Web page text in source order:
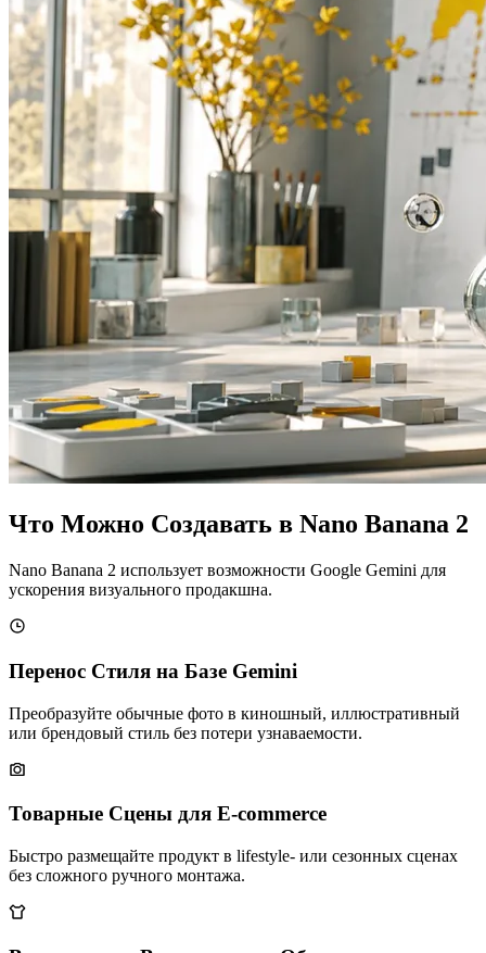
Что Можно Создавать в Nano Banana 2
Nano Banana 2 использует возможности Google Gemini для
ускорения визуального продакшна.
Перенос Стиля на Базе Gemini
Преобразуйте обычные фото в киношный, иллюстративный
или брендовый стиль без потери узнаваемости.
Товарные Сцены для E-commerce
Быстро размещайте продукт в lifestyle- или сезонных сценах
без сложного ручного монтажа.